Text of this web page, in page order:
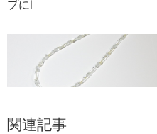
プにl
関連記事